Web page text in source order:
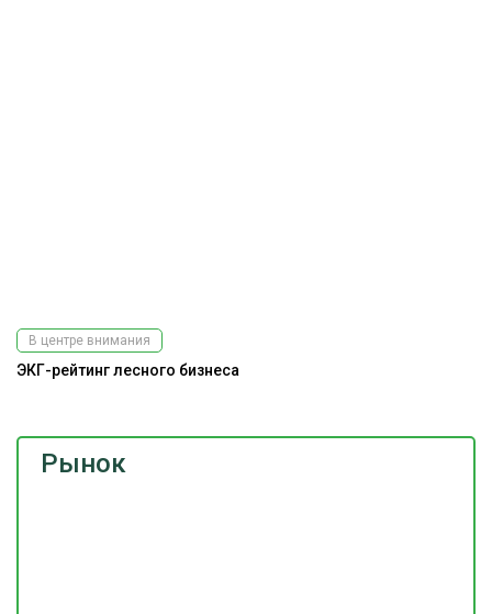
Рынок
В центре внимания
ЭКГ-рейтинг лесного бизнеса